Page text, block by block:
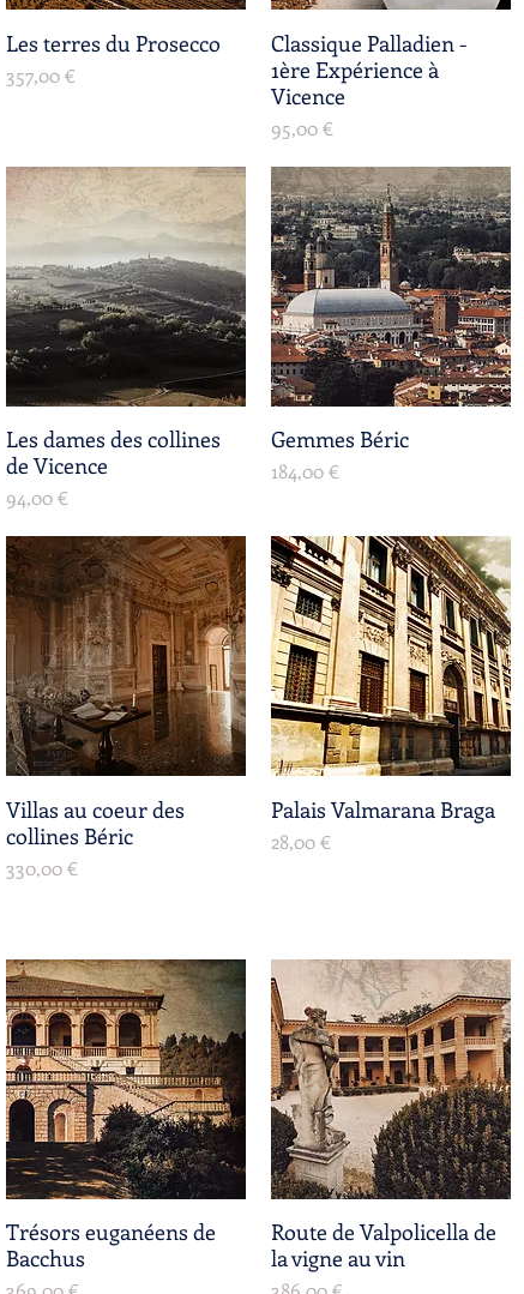
Aperçu rapide
Les terres du Prosecco
Prix
357,00 €
Aperçu rapide
Classique Palladien -
1ère Expérience à
Vicence
Prix
95,00 €
Aperçu rapide
Les dames des collines
de Vicence
Prix
94,00 €
Aperçu rapide
Gemmes Béric
Prix
184,00 €
Aperçu rapide
Villas au coeur des
collines Béric
Prix
330,00 €
Aperçu rapide
Palais Valmarana Braga
Prix
28,00 €
Aperçu rapide
Trésors euganéens de
Bacchus
Prix
Aperçu rapide
Route de Valpolicella de
la vigne au vin
Prix